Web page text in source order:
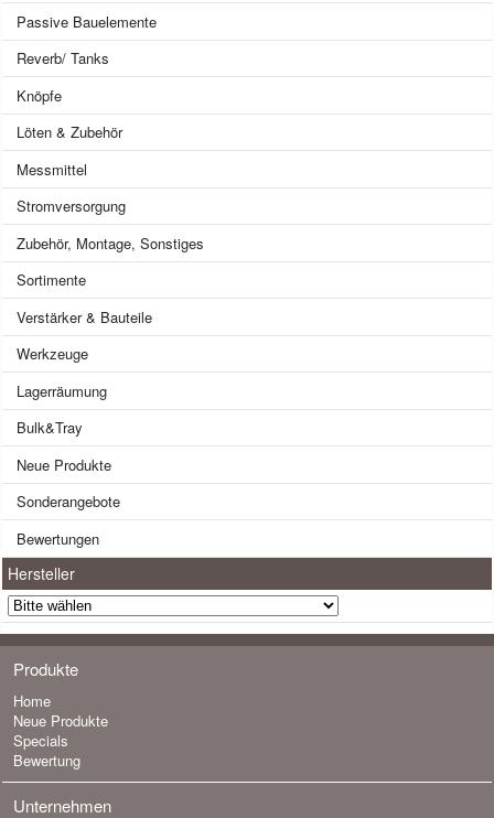
Passive Bauelemente
Reverb/ Tanks
Knöpfe
Löten & Zubehör
Messmittel
Stromversorgung
Zubehör, Montage, Sonstiges
Sortimente
Verstärker & Bauteile
Werkzeuge
Lagerräumung
Bulk&Tray
Neue Produkte
Sonderangebote
Bewertungen
Hersteller
Produkte
Home
Neue Produkte
Specials
Bewertung
Unternehmen